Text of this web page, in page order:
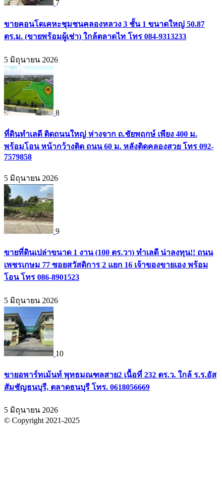
7
ขายคอนโดเคหะชุมชนคลองหลวง 3 ชั้น 1 ขนาดใหญ่ 50.87
ตร.ม. (ขายพร้อมผู้เช่า) ใกล้ตลาดไท โทร 084-9313233
5 มิถุนายน 2026
8
ที่ดินทำเลดี ติดถนนใหญ่ ห่างจาก ถ.ชัยพฤกษ์ เพียง 400 ม.
พร้อมโอน หน้ากว้างติด ถนน 60 ม. หลังติดคลองสวย โทร 092-
7579858
5 มิถุนายน 2026
9
ขายที่ดินเปล่าขนาด 1 งาน (100 ตร.วา) ทำเลดี น่าลงทุน!! ถนน
เพชรเกษม 77 ซอยสวัสดิการ 2 แยก 16 เจ้าของขายเอง พร้อม
โอน โทร 086-8901523
5 มิถุนายน 2026
10
ขายอพาร์ทเม้นท์ พุทธมณฑลสาย2 เนื้อที่ 232 ตร.ว. ใกล้ ร.ร.อัส
สัมชัญธนบุรี, ตลาดธนบุรี โทร. 0618056669
5 มิถุนายน 2026
© Copyright 2021-2025